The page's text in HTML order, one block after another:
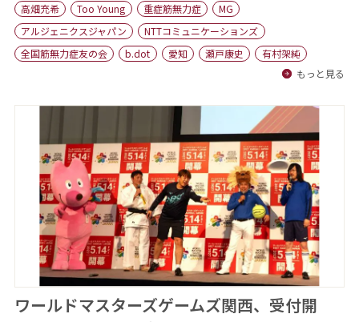
出版物
会社概要
高畑充希 Too Young 重症筋無力症
MG
アルジェニクスジャパン
NTTコミュニケーションズ
全国筋無力症友の会
b.dot 愛知 瀬戸康史
有村架純
もっと見る
ワールドマスターズゲームズ関西、受付開